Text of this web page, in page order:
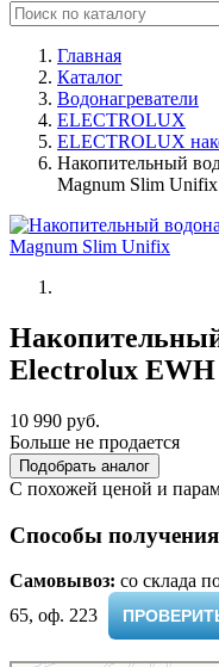
Главная
Каталог
Водонагреватели
ELECTROLUX
ELECTROLUX
Накопительный
Magnum Slim Unifix
Electrolux
10 990 руб.
Больше не продается
Подобрать аналог
С похожей ценой и
Способы
Самовывоз: cо склада
65, оф. 223 ​